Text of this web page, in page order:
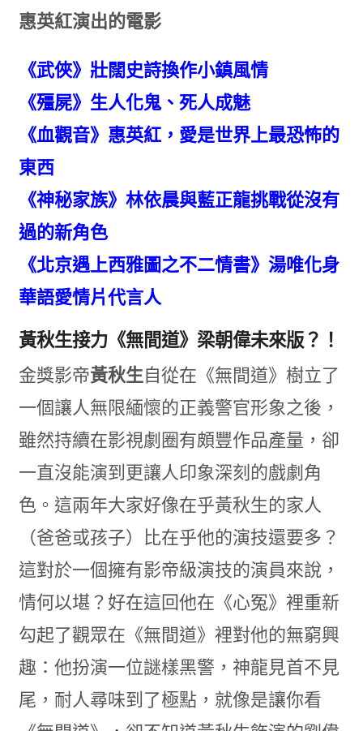
惠英紅演出的電影
《武俠》壯闊史詩換作小鎮風情
《殭屍》生人化鬼、死人成魅
《血觀音》惠英紅，愛是世界上最恐怖的
東西
《神秘家族》林依晨與藍正龍挑戰從沒有
過的新角色
《北京遇上西雅圖之不二情書》湯唯化身
華語愛情片代言人
黃秋生接力《無間道》梁朝偉未來版？！
金獎影帝黃秋生自從在《無間道》樹立了
一個讓人無限緬懷的正義警官形象之後，
雖然持續在影視劇圈有頗豐作品產量，卻
一直沒能演到更讓人印象深刻的戲劇角
色。這兩年大家好像在乎黃秋生的家人
（爸爸或孩子）比在乎他的演技還要多？
這對於一個擁有影帝級演技的演員來說，
情何以堪？好在這回他在《心冤》裡重新
勾起了觀眾在《無間道》裡對他的無窮興
趣：他扮演一位謎樣黑警，神龍見首不見
尾，耐人尋味到了極點，就像是讓你看